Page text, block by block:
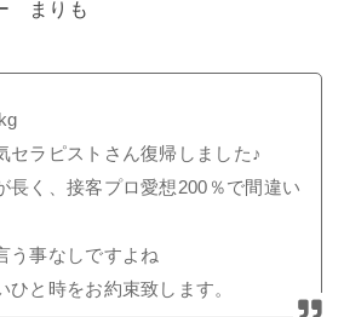
セラピストさん復帰しました♪
長く、接客プロ愛想200％で間違い
う事なしですよね
ひと時をお約束致します。